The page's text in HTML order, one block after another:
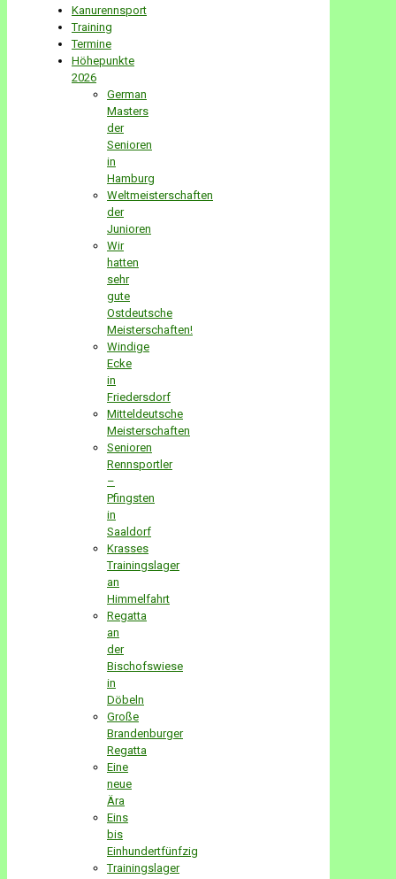
Kanurennsport
Training
Termine
Höhepunkte
2026
German
Masters
der
Senioren
in
Hamburg
Weltmeisterschaften
der
Junioren
Wir
hatten
sehr
gute
Ostdeutsche
Meisterschaften!
Windige
Ecke
in
Friedersdorf
Mitteldeutsche
Meisterschaften
Senioren
Rennsportler
–
Pfingsten
in
Saaldorf
Krasses
Trainingslager
an
Himmelfahrt
Regatta
an
der
Bischofswiese
in
Döbeln
Große
Brandenburger
Regatta
Eine
neue
Ära
Eins
bis
Einhundertfünfzig
Trainingslager